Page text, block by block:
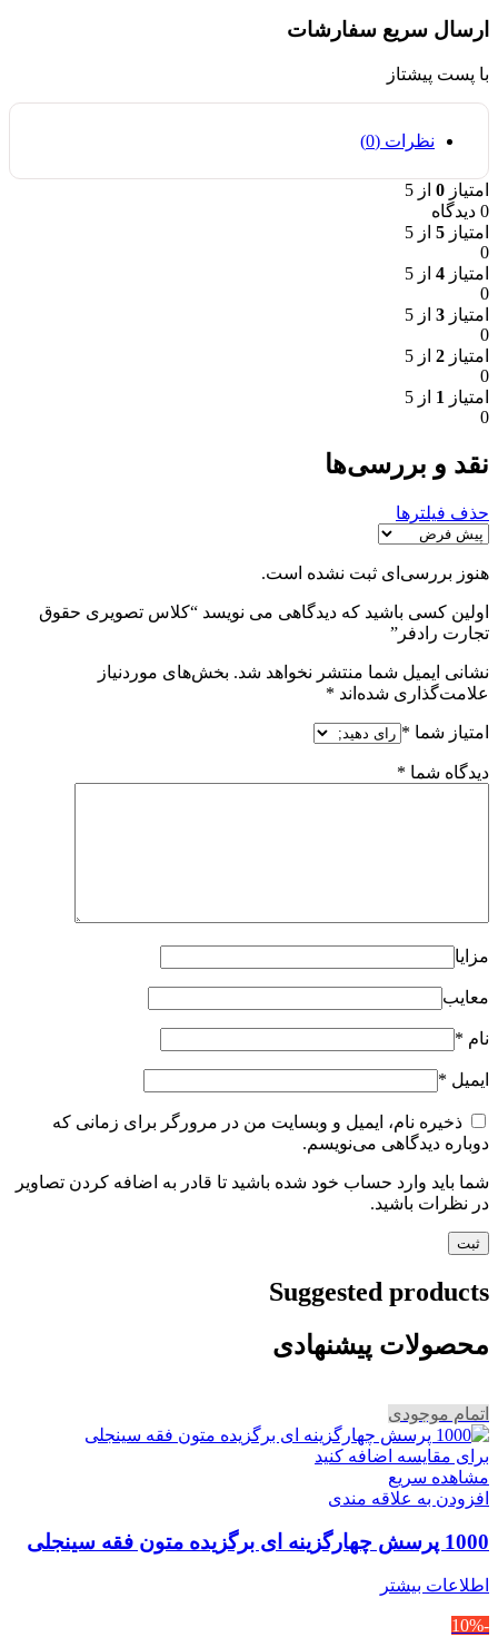
ارسال سریع سفارشات
با پست پیشتاز
نظرات (0)
امتیاز 0 از 5
0 دیدگاه
امتیاز 5 از 5
0
امتیاز 4 از 5
0
امتیاز 3 از 5
0
امتیاز 2 از 5
0
امتیاز 1 از 5
0
نقد و بررسی‌ها
حذف فیلترها
هنوز بررسی‌ای ثبت نشده است.
اولین کسی باشید که دیدگاهی می نویسد “کلاس تصویری حقوق
تجارت رادفر”
نشانی ایمیل شما منتشر نخواهد شد. بخش‌های موردنیاز
علامت‌گذاری شده‌اند *
امتیاز شما *
دیدگاه شما *
مزایا
معایب
نام *
ایمیل *
ذخیره نام، ایمیل و وبسایت من در مرورگر برای زمانی که
دوباره دیدگاهی می‌نویسم.
شما باید وارد حساب خود شده باشید تا قادر به اضافه کردن تصاویر
در نظرات باشید.
Suggested products
محصولات پیشنهادی
اتمام موجودی
برای مقایسه اضافه کنید
مشاهده سریع
افزودن به علاقه مندی
1000 پرسش چهارگزینه ای برگزیده متون فقه سینجلی
اطلاعات بیشتر
-10%